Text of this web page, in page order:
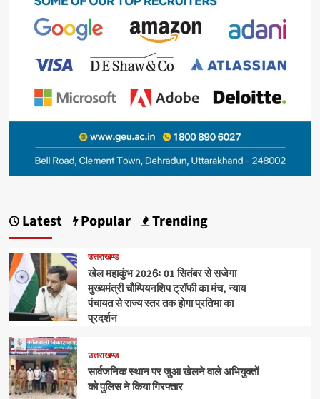
Latest Popular Trending
उत्तराखण्ड
खेल महाकुंभ 2026ः 01 सितंबर से सजेगा
मुख्यमंत्री चौम्पियनशिप ट्रॉफी का मंच, न्याय
पंचायत से राज्य स्तर तक होगा प्रतिभा का
प्रदर्शन
उत्तराखण्ड
सार्वजनिक स्थान पर जुआ खेलने वाले अभियुक्तों
को पुलिस ने किया गिरफ्तार